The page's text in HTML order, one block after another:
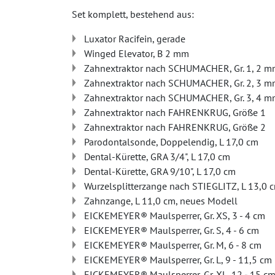
Set komplett, bestehend aus:
Luxator Racifein, gerade
Winged Elevator, B 2 mm
Zahnextraktor nach SCHUMACHER, Gr. 1, 2
Zahnextraktor nach SCHUMACHER, Gr. 2, 3
Zahnextraktor nach SCHUMACHER, Gr. 3, 4
Zahnextraktor nach FAHRENKRUG, Größe 1
Zahnextraktor nach FAHRENKRUG, Größe 2
Parodontalsonde, Doppelendig, L 17,0 cm
Dental-Kürette, GRA 3/4", L 17,0 cm
Dental-Kürette, GRA 9/10", L 17,0 cm
Wurzelsplitterzange nach STIEGLITZ, L 13,0
Zahnzange, L 11,0 cm, neues Modell
EICKEMEYER® Maulsperrer, Gr. XS, 3 - 4 cm
EICKEMEYER® Maulsperrer, Gr. S, 4 - 6 cm
EICKEMEYER® Maulsperrer, Gr. M, 6 - 8 cm
EICKEMEYER® Maulsperrer, Gr. L, 9 - 11,5 cm